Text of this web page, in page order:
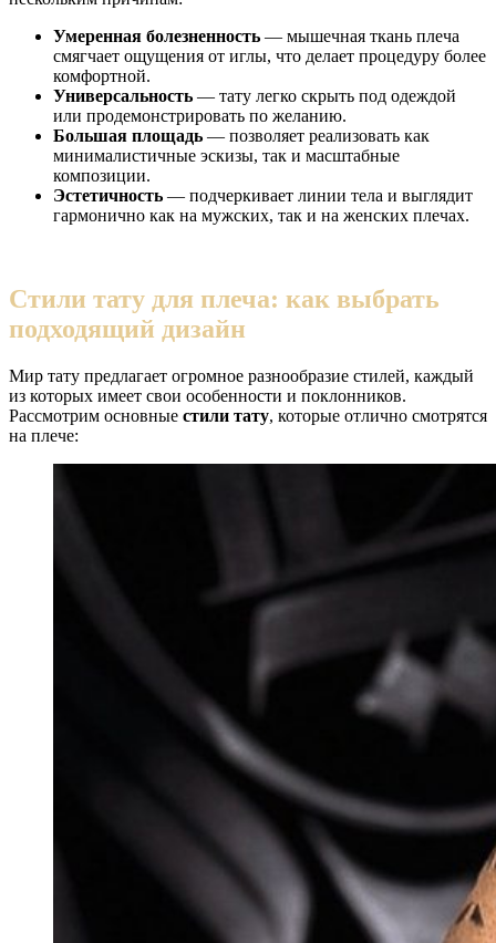
Умеренная болезненность — мышечная ткань плеча
смягчает ощущения от иглы, что делает процедуру более
комфортной.
Универсальность — тату легко скрыть под одеждой
или продемонстрировать по желанию.
Большая площадь — позволяет реализовать как
минималистичные эскизы, так и масштабные
композиции.
Эстетичность — подчеркивает линии тела и выглядит
гармонично как на мужских, так и на женских плечах.
Стили тату для плеча: как выбрать
подходящий дизайн
Мир тату предлагает огромное разнообразие стилей, каждый
из которых имеет свои особенности и поклонников.
Рассмотрим основные стили тату, которые отлично смотрятся
на плече: